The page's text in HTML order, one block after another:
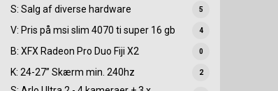
S: Salg af diverse hardware 5
V: Pris på msi slim 4070 ti super 16 gb 4
B: XFX Radeon Pro Duo Fiji X2 0
K: 24-27” Skærm min. 240hz 2